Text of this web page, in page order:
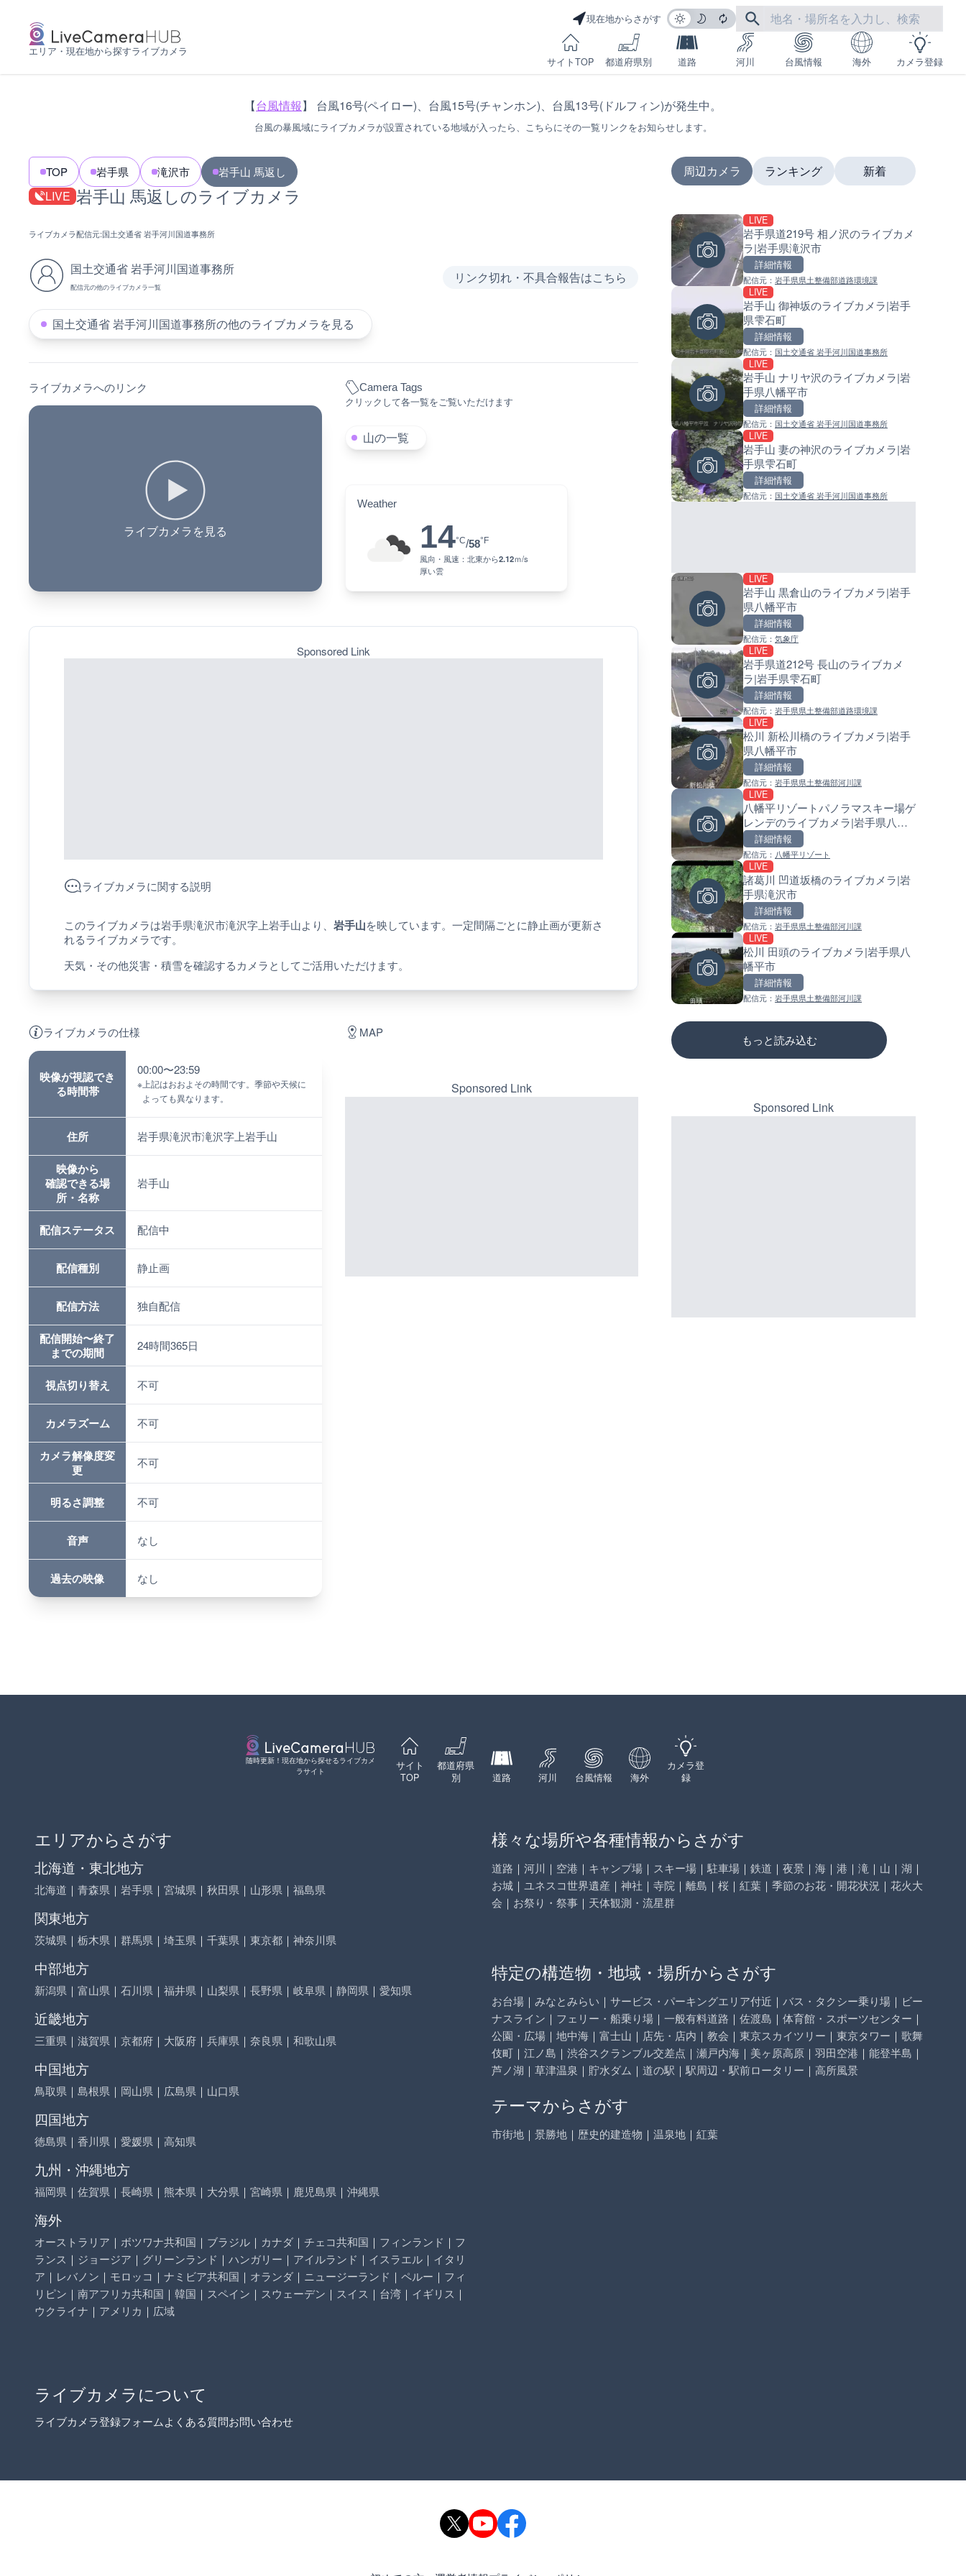
エリア・現在地から探すライブカメラ
現在地からさがす
サイトTOP 都道府県別 道路 河川 台風情報 海外 カメラ登録
【台風情報】 台風16号(ペイロー)、台風15号(チャンホン)、台風13号(ドルフィン)が発生中。
台風の暴風域にライブカメラが設置されている地域が入ったら、こちらにその一覧リンクをお知らせします。
TOP 岩手県 滝沢市 岩手山 馬返し
LIVE 岩手山 馬返しのライブカメラ
ライブカメラ配信元:国土交通省 岩手河川国道事務所
国土交通省 岩手河川国道事務所
配信元の他のライブカメラ一覧
リンク切れ・不具合報告はこちら
国土交通省 岩手河川国道事務所の他のライブカメラを見る
ライブカメラへのリンク
ライブカメラを見る
Camera Tags
クリックして各一覧をご覧いただけます
山の一覧
Weather
14°C/58°F
風向・風速： 北東から2.12ｍ/s
厚い雲
Sponsored Link
ライブカメラに関する説明
このライブカメラは岩手県滝沢市滝沢字上岩手山より、 岩手山を映しています。一定間隔ごとに静止画が更新さ
れるライブカメラです。
天気・その他災害・積雪を確認するカメラとしてご活用いただけます。
ライブカメラの仕様
映像が視認でき
る時間帯
00:00〜23:59
※ 上記はおおよその時間です。季節や天候に
よっても異なります。
住所 岩手県滝沢市滝沢字上岩手山
映像から
確認できる場
所・名称
岩手山
配信ステータス 配信中
配信種別 静止画
配信方法 独自配信
配信開始〜終了
までの期間
24時間365日
視点切り替え 不可
カメラズーム 不可
カメラ解像度変
更
不可
明るさ調整 不可
音声 なし
過去の映像 なし
MAP
Sponsored Link
周辺カメラ
LIVE
岩手県道219号 相ノ沢のライブカメ
ラ|岩手県滝沢市
詳細情報
配信元： 岩手県県土整備部道路環境課
LIVE
岩手山 御神坂のライブカメラ|岩手
県雫石町
詳細情報
配信元： 国土交通省 岩手河川国道事務所
LIVE
岩手山 ナリヤ沢のライブカメラ|岩
手県八幡平市
詳細情報
配信元： 国土交通省 岩手河川国道事務所
LIVE
岩手山 妻の神沢のライブカメラ|岩
手県雫石町
詳細情報
配信元： 国土交通省 岩手河川国道事務所
LIVE
岩手山 黒倉山のライブカメラ|岩手
県八幡平市
詳細情報
配信元： 気象庁
LIVE
岩手県道212号 長山のライブカメ
ラ|岩手県雫石町
詳細情報
配信元： 岩手県県土整備部道路環境課
LIVE
松川 新松川橋のライブカメラ|岩手
県八幡平市
詳細情報
配信元： 岩手県県土整備部河川課
LIVE
八幡平リゾートパノラマスキー場ゲ
レンデのライブカメラ|岩手県八幡
平市詳細情報
配信元： 八幡平リゾート
LIVE
諸葛川 凹道坂橋のライブカメラ|岩
手県滝沢市
詳細情報
配信元： 岩手県県土整備部河川課
LIVE
松川 田頭のライブカメラ|岩手県八
幡平市
詳細情報
配信元： 岩手県県土整備部河川課
もっと読み込む
ランキング
日本全国・緊急地震速報のラ
カメラ
配信元：株式会社ティーファイブプロジ
羽田空港第2旅客ターミナルか
配信元：日本テレビ
淡路島モンキーセンターのラ
配信元：淡路ザル
Impaxビル付近から歌舞伎町
配信元：歌舞伎町ゴジラ前ライブ
水晶浜海水浴場のライブカメ
知床峠展望台・国道334号付
イブカメラ|北海道羅臼町
配信元：一般国道334号斜里～ウトロ間
ごろごろ茶屋のライブカメラ|
配信元：天川村役場
錦川 錦帯橋(錦帯橋のう飼乗
ライブカメラ|山口県岩国市
配信元：
TBSより羽田空港第1ターミナ
配信元：TBS NEWS DIG Powered by
知内川 上開田橋のライブカメ
配信元：高島市役所 政策部 危機管理局
新着
南出川水門付近のライブカメ
歌山県日高町
配信元：日高町役場
比井川水門付近から比井崎海
配信元：日高町役場
小浦川水門付近から小浦海水
配信元：日高町役場
産湯川水門付近のライブカメ
配信元：日高町役場
導目木川 花立砂防堰堤下流の
常呂川 鹿ノ子ダムのライブカ
北海道置戸町
配信元：国土交通省 北海道開発局
天塩川 岩尾内ダムのライブカ
配信元：国土交通省 北海道開発局
東京都品川区南大井のライブ
ラ|東京都品川区
配信元：
道の駅さがのせきのライブカ
配信元：道の駅さがのせきPPカム
松江自動車道 三次東JCT・イ
配信元：国土交通省 三次河川国道事務所
Sponsored Link
随時更新！現在地から探せるライブカメ
ラサイト
サイト
TOP
都道府県
別
道路 河川 台風情報 海外
カメラ登
録
エリアからさがす
北海道・東北地方
北海道 ｜ 青森県 ｜ 岩手県 ｜ 宮城県 ｜ 秋田県 ｜ 山形県 ｜ 福島県
関東地方
茨城県 ｜ 栃木県 ｜ 群馬県 ｜ 埼玉県 ｜ 千葉県 ｜ 東京都 ｜ 神奈川県
中部地方
新潟県 ｜ 富山県 ｜ 石川県 ｜ 福井県 ｜ 山梨県 ｜ 長野県 ｜ 岐阜県 ｜ 静岡県 ｜ 愛知県
近畿地方
三重県 ｜ 滋賀県 ｜ 京都府 ｜ 大阪府 ｜ 兵庫県 ｜ 奈良県 ｜ 和歌山県
中国地方
鳥取県 ｜ 島根県 ｜ 岡山県 ｜ 広島県 ｜ 山口県
四国地方
徳島県 ｜ 香川県 ｜ 愛媛県 ｜ 高知県
九州・沖縄地方
福岡県 ｜ 佐賀県 ｜ 長崎県 ｜ 熊本県 ｜ 大分県 ｜ 宮崎県 ｜ 鹿児島県 ｜ 沖縄県
海外
オーストラリア ｜ ボツワナ共和国 ｜ ブラジル ｜ カナダ ｜ チェコ共和国 ｜ フィンランド ｜ フ
ランス ｜ ジョージア ｜ グリーンランド ｜ ハンガリー ｜ アイルランド ｜ イスラエル ｜ イタリ
ア ｜ レバノン ｜ モロッコ ｜ ナミビア共和国 ｜ オランダ ｜ ニュージーランド ｜ ペルー ｜ フィ
リピン ｜ 南アフリカ共和国 ｜ 韓国 ｜ スペイン ｜ スウェーデン ｜ スイス ｜ 台湾 ｜ イギリス ｜
ウクライナ ｜ アメリカ ｜ 広域
様々な場所や各種情報からさがす
道路 ｜ 河川 ｜ 空港 ｜ キャンプ場 ｜ スキー場 ｜ 駐車場 ｜ 鉄道 ｜ 夜景 ｜ 海 ｜ 港 ｜ 滝 ｜ 山 ｜ 湖 ｜
お城 ｜ ユネスコ世界遺産 ｜ 神社 ｜ 寺院 ｜ 離島 ｜ 桜 ｜ 紅葉 ｜ 季節のお花・開花状況 ｜ 花火大
会 ｜ お祭り・祭事 ｜ 天体観測・流星群
特定の構造物・地域・場所からさがす
お台場 ｜ みなとみらい ｜ サービス・パーキングエリア付近 ｜ バス・タクシー乗り場 ｜ ビー
ナスライン ｜ フェリー・船乗り場 ｜ 一般有料道路 ｜ 佐渡島 ｜ 体育館・スポーツセンター ｜
公園・広場 ｜ 地中海 ｜ 富士山 ｜ 店先・店内 ｜ 教会 ｜ 東京スカイツリー ｜ 東京タワー ｜ 歌舞
伎町 ｜ 江ノ島 ｜ 渋谷スクランブル交差点 ｜ 瀬戸内海 ｜ 美ヶ原高原 ｜ 羽田空港 ｜ 能登半島 ｜
芦ノ湖 ｜ 草津温泉 ｜ 貯水ダム ｜ 道の駅 ｜ 駅周辺・駅前ロータリー ｜ 高所風景
テーマからさがす
市街地 ｜ 景勝地 ｜ 歴史的建造物 ｜ 温泉地 ｜ 紅葉
ライブカメラについて
ライブカメラ登録フォームよくある質問お問い合わせ